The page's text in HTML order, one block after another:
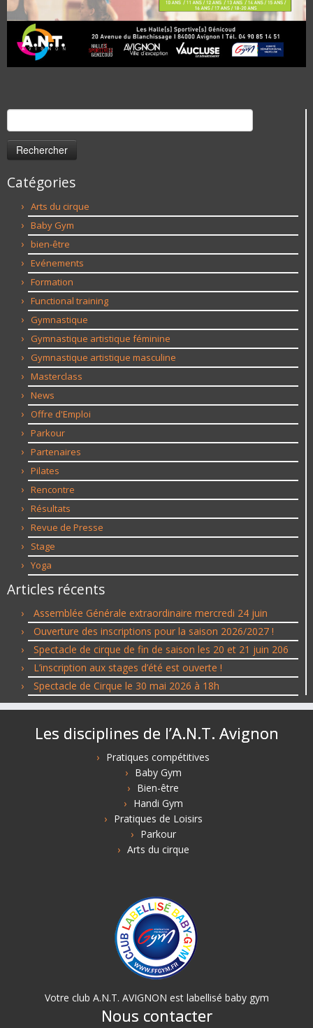
Rechercher :
Catégories
Arts du cirque
Baby Gym
bien-être
Evénements
Formation
Functional training
Gymnastique
Gymnastique artistique féminine
Gymnastique artistique masculine
Masterclass
News
Offre d'Emploi
Parkour
Partenaires
Pilates
Rencontre
Résultats
Revue de Presse
Stage
Yoga
Articles récents
Assemblée Générale extraordinaire mercredi 24 juin
Ouverture des inscriptions pour la saison 2026/2027 !
Spectacle de cirque de fin de saison les 20 et 21 juin 206
L’inscription aux stages d’été est ouverte !
Spectacle de Cirque le 30 mai 2026 à 18h
Les disciplines de l’A.N.T. Avignon
Pratiques compétitives
Baby Gym
Bien-être
Handi Gym
Pratiques de Loisirs
Parkour
Arts du cirque
Votre club A.N.T. AVIGNON est labellisé baby gym
Nous contacter